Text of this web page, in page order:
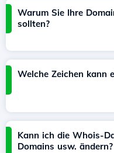
Warum Sie Ihre
sollten?
Welche Zeichen kann
Kann ich die Whois-
Domains usw. ändern?